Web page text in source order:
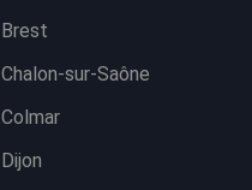
Brest
Chalon-sur-Saône
Colmar
Dijon